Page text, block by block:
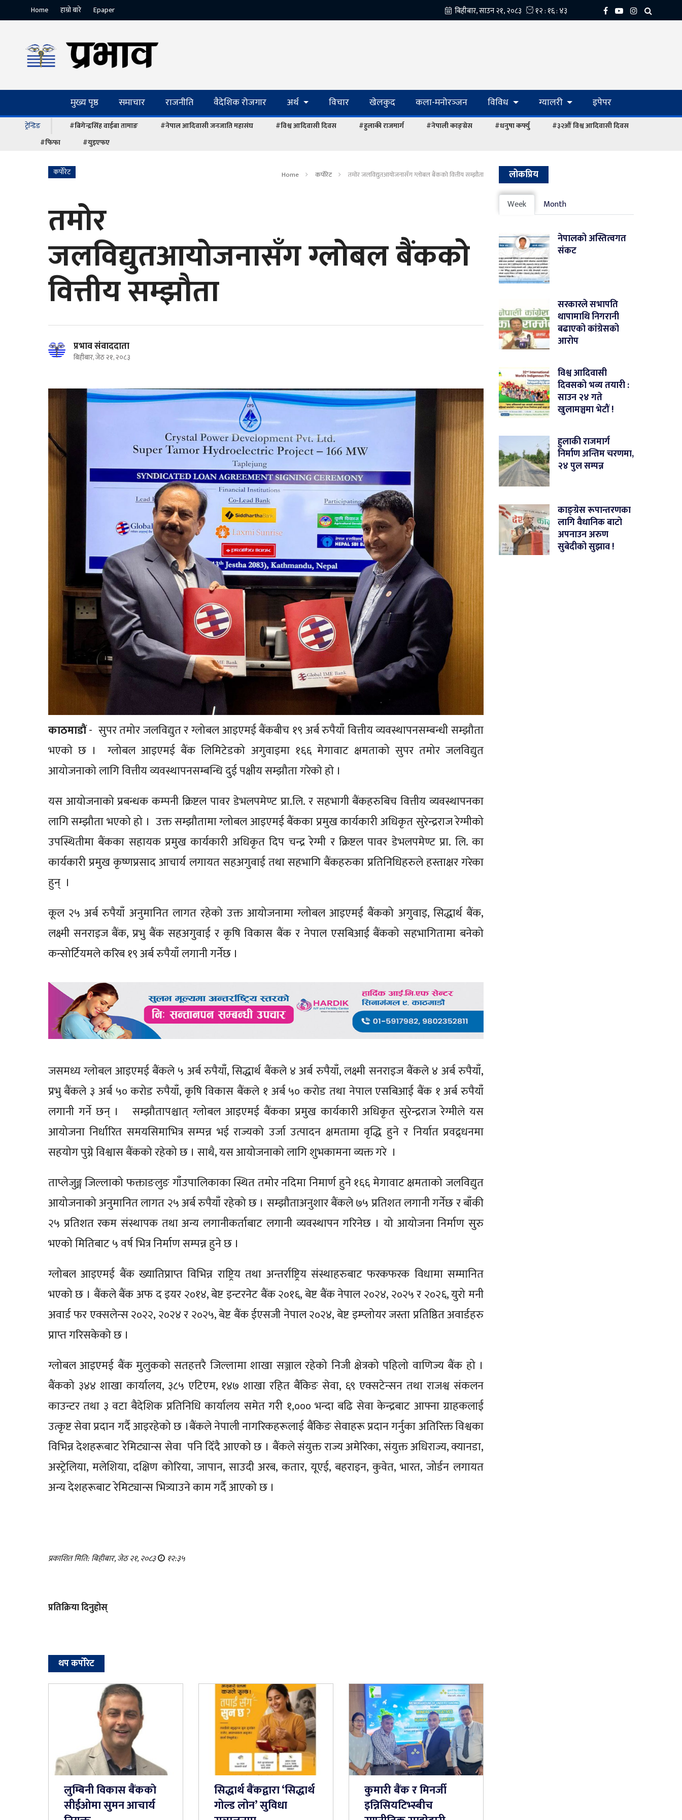
Home हाम्रो बारे Epaper
मुख्य पृष्ठ समाचार राजनीति वैदेशिक रोजगार अर्थ विचार खेलकुद कला-मनोरञ्‍जन विविध ग्यालरी इपेपर
ट्रेन्डिङ #बिगेन्द्रसिंह वाईबा तामाङ #नेपाल आदिवासी जनजाति महासंघ #विश्व आदिवासी दिवस #हुलाकी राजमार्ग #नेपाली काङ्ग्रेस #धनुषा कर्फ्यु
#३२औं विश्व आदिवासी दिवस
#फिफा
#युइएफए
कर्पोरेट Home कर्पोरेट तमोर जलविद्युतआयोजनासँग ग्लोबल बैंककाे वित्तीय सम्झौता
तमोर
जलविद्युतआयोजनासँग ग्लोबल बैंककाे
वित्तीय सम्झौता
प्रभाव संवाददाता
बिहीबार, जेठ २१, २०८३
काठमाडाैं- सुपर तमोर जलविद्युत र ग्लोबल आइएमई बैंकबीच १९ अर्ब रुपैयाँ वित्तीय व्यवस्थापनसम्बन्धी सम्झौता
भएकाे छ । ग्लोबल आइएमई बैंक लिमिटेडको अगुवाइमा १६६ मेगावाट क्षमताको सुपर तमोर जलविद्युत
आयोजनाको लागि वित्तीय व्यवस्थापनसम्बन्धि दुई पक्षीय सम्झौता गरेकाे हाे ।
यस आयोजनाको प्रबन्धक कम्पनी क्रिष्टल पावर डेभलपमेण्ट प्रा.लि. र सहभागी बैंकहरुबिच वित्तीय व्यवस्थापनका
लागि सम्झौता भएको हो । उक्त सम्झौतामा ग्लोबल आइएमई बैंकका प्रमुख कार्यकारी अधिकृत सुरेन्द्रराज रेग्मीको
उपस्थितीमा बैंकका सहायक प्रमुख कार्यकारी अधिकृत दिप चन्द्र रेग्मी र क्रिष्टल पावर डेभलपमेण्ट प्रा. लि. का
कार्यकारी प्रमुख कृष्णप्रसाद आचार्य लगायत सहअगुवाई तथा सहभागि बैंकहरुका प्रतिनिधिहरुले हस्ताक्षर गरेका
हुन् ।
कूल २५ अर्ब रुपैयाँ अनुमानित लागत रहेको उक्त आयोजनामा ग्लोबल आइएमई बैंकको अगुवाइ, सिद्धार्थ बैंक,
लक्ष्मी सनराइज बैंक, प्रभु बैंक सहअगुवाई र कृषि विकास बैंक र नेपाल एसबिआई बैंकको सहभागितामा बनेको
कन्सोर्टियमले करिब १९ अर्ब रुपैयाँ लगानी गर्नेछ ।
जसमध्य ग्लोबल आइएमई बैंकले ५ अर्ब रुपैयाँ, सिद्धार्थ बैंकले ४ अर्ब रुपैयाँ, लक्ष्मी सनराइज बैंकले ४ अर्ब रुपैयाँ,
प्रभु बैंकले ३ अर्ब ५० करोड रुपैयाँ, कृषि विकास बैंकले १ अर्ब ५० करोड तथा नेपाल एसबिआई बैंक १ अर्ब रुपैयाँ
लगानी गर्ने छन् । सम्झौतापश्चात् ग्लोबल आइएमई बैंकका प्रमुख कार्यकारी अधिकृत सुरेन्द्रराज रेग्मीले यस
आयोजना निर्धारित समयसिमाभित्र सम्पन्न भई राज्यको उर्जा उत्पादन क्षमतामा वृद्धि हुने र निर्यात प्रवद्र्धनमा
सहयोग पुग्ने विश्वास बैंकको रहेको छ । साथै, यस आयोजनाको लागि शुभकामना व्यक्त गरे ।
ताप्लेजुङ्ग जिल्लाको फक्ताङलुङ गाँउपालिकाका स्थित तमोर नदिमा निमार्ण हुने १६६ मेगावाट क्षमताको जलविद्युत
आयोजनाको अनुमानित लागत २५ अर्ब रुपैयाँ रहेको छ । सम्झौताअनुशार बैंकले ७५ प्रतिशत लगानी गर्नेछ र बाँकी
२५ प्रतिशत रकम संस्थापक तथा अन्य लगानीकर्ताबाट लगानी व्यवस्थापन गरिनेछ । यो आयोजना निर्माण सुरु
भएको मितिबाट ५ वर्ष भित्र निर्माण सम्पन्न हुने छ ।
ग्लोबल आइएमई बैंक ख्यातिप्राप्त विभिन्न राष्ट्रिय तथा अन्तर्राष्ट्रिय संस्थाहरुबाट फरकफरक विधामा सम्मानित
भएको छ । बैंकले बैंक अफ द इयर २०१४, बेष्ट इन्टरनेट बैंक २०१६, बेष्ट बैंक नेपाल २०२४, २०२५ र २०२६, युरो मनी
अवार्ड फर एक्सलेन्स २०२२, २०२४ र २०२५, बेष्ट बैंक ईएसजी नेपाल २०२४, बेष्ट इम्प्लोयर जस्ता प्रतिष्ठित अवार्डहरु
प्राप्त गरिसकेको छ ।
ग्लोबल आइएमई बैंक मुलुकको सतहत्तरै जिल्लामा शाखा सञ्जाल रहेको निजी क्षेत्रको पहिलो वाणिज्य बैंक हो ।
बैंकको ३४४ शाखा कार्यालय, ३८५ एटिएम, १४७ शाखा रहित बैंकिङ सेवा, ६९ एक्सटेन्सन तथा राजश्व संकलन
काउन्टर तथा ३ वटा बैदेशिक प्रतिनिधि कार्यालय समेत गरी १,००० भन्दा बढि सेवा केन्द्रबाट आफ्ना ग्राहकलाई
उत्कृष्ट सेवा प्रदान गर्दै आइरहेको छ ।बैंकले नेपाली नागरिकहरूलाई बैंकिङ सेवाहरू प्रदान गर्नुका अतिरिक्त विश्वका
विभिन्न देशहरूबाट रेमिट्यान्स सेवा पनि दिँदै आएको छ । बैंकले संयुक्त राज्य अमेरिका, संयुक्त अधिराज्य, क्यानडा,
अस्ट्रेलिया, मलेशिया, दक्षिण कोरिया, जापान, साउदी अरब, कतार, यूएई, बहराइन, कुवेत, भारत, जोर्डन लगायत
अन्य देशहरूबाट रेमिट्यान्स भित्र्याउने काम गर्दै आएको छ ।
प्रकाशित मिति: बिहीबार, जेठ २१, २०८३ १२:३५
प्रतिक्रिया दिनुहोस्
थप कर्पोरेट
लुम्बिनी विकास बैंककाे
सीईओमा सुमन आचार्य
सिद्धार्थ बैंकद्वारा ‘सिद्धार्थ
गोल्ड लोन’ सुविधा
कुमारी बैंक र मिनर्जी
इन्निसियटिभ्स्बीच
लोकप्रिय
Week Month
नेपालको अस्तित्वगत
संकट
सरकारले सभापति
थापामाथि निगरानी
बढाएको कांग्रेसको
आरोप
विश्व आदिवासी
दिवसको भव्य तयारी :
साउन २४ गते
खुलामञ्चमा भेटौं !
हुलाकी राजमार्ग
निर्माण अन्तिम चरणमा,
२४ पुल सम्पन्न
काङ्ग्रेस रूपान्तरणका
लागि वैधानिक बाटो
अपनाउन अरुण
सुबेदीको सुझाव !